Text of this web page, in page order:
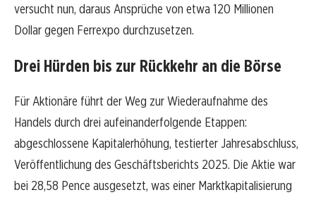
versucht nun, daraus Ansprüche von etwa 120 Millionen
Dollar gegen Ferrexpo durchzusetzen.
Drei Hürden bis zur Rückkehr an die Börse
Für Aktionäre führt der Weg zur Wiederaufnahme des
Handels durch drei aufeinanderfolgende Etappen:
abgeschlossene Kapitalerhöhung, testierter Jahresabschluss,
Veröffentlichung des Geschäftsberichts 2025. Die Aktie war
bei 28,58 Pence ausgesetzt, was einer Marktkapitalisierung